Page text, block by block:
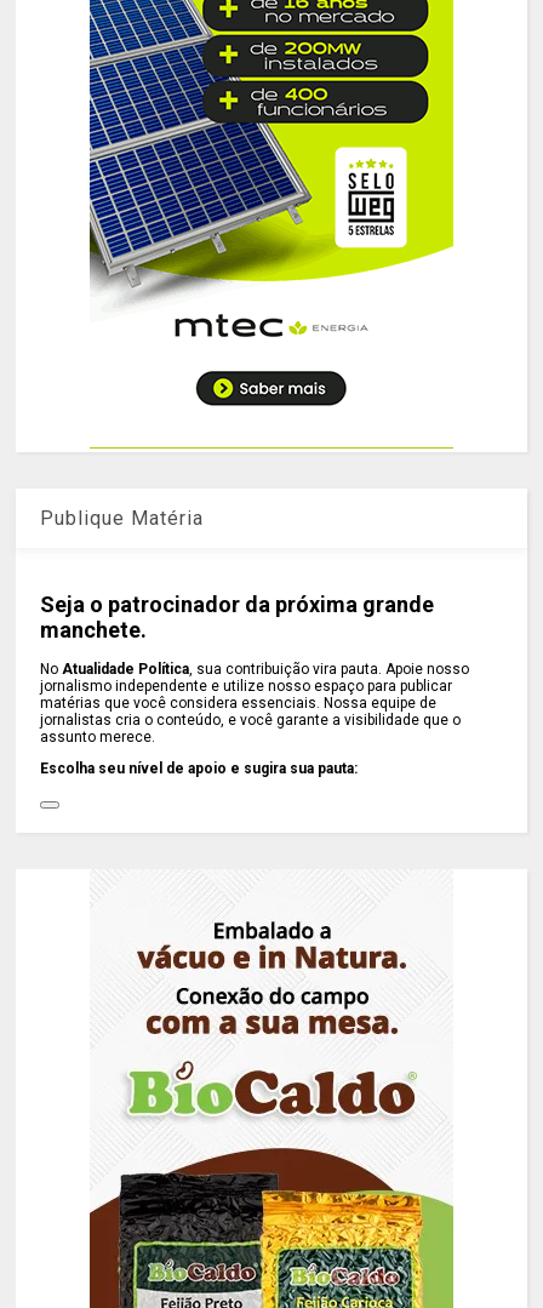
Publique Matéria
Seja o patrocinador da próxima grande
manchete.
NoAtualidade Política, sua contribuição vira pauta. Apoie nosso
jornalismo independente e utilize nosso espaço para publicar
matérias que você considera essenciais. Nossa equipe de
jornalistas cria o conteúdo, e você garante a visibilidade que o
assunto merece.
Escolha seu nível de apoio e sugira sua pauta: